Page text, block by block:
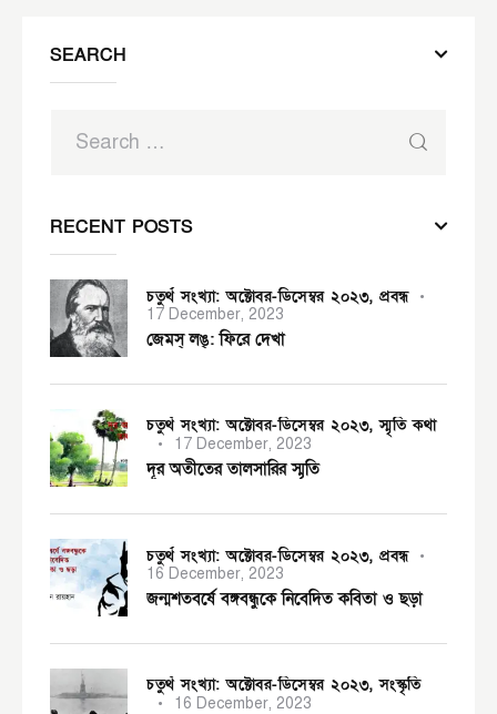
SEARCH
RECENT POSTS
চতুর্থ সংখ্যা: অক্টোবর-ডিসেম্বর ২০২৩, প্রবন্ধ
17 December, 2023
জেমস্ লঙ্: ফিরে দেখা
চতুর্থ সংখ্যা: অক্টোবর-ডিসেম্বর ২০২৩,স্মৃতি কথা
17 December, 2023
দূর অতীতের তালসারির স্মৃতি
চতুর্থ সংখ্যা: অক্টোবর-ডিসেম্বর ২০২৩, প্রবন্ধ
16 December, 2023
জন্মশতবর্ষে বঙ্গবন্ধুকে নিবেদিত কবিতা ও ছড়া
চতুর্থ সংখ্যা: অক্টোবর-ডিসেম্বর ২০২৩,সংস্কৃতি
16 December, 2023